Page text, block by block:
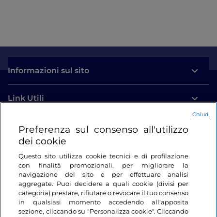
Fonte IAT Venezia
Informazioni sul sito
Link Utili
Login
Restiamo in contatto
Preferenza sul consenso all'utilizzo
dei cookie
Questo sito utilizza cookie tecnici e di profilazione
con finalità promozionali, per migliorare la
navigazione del sito e per effettuare analisi
aggregate. Puoi decidere a quali cookie (divisi per
categoria) prestare, rifiutare o revocare il tuo consenso
in qualsiasi momento accedendo all'apposita
sezione, cliccando su "Personalizza cookie". Cliccando
Chiudi